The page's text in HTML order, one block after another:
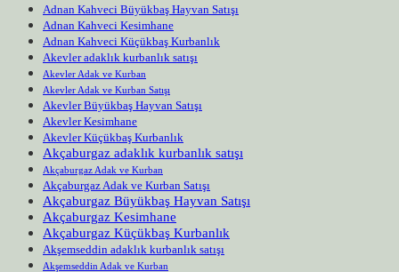
Adnan Kahveci Büyükbaş Hayvan Satışı
Adnan Kahveci Kesimhane
Adnan Kahveci Küçükbaş Kurbanlık
Akevler adaklık kurbanlık satışı
Akevler Adak ve Kurban
Akevler Adak ve Kurban Satışı
Akevler Büyükbaş Hayvan Satışı
Akevler Kesimhane
Akevler Küçükbaş Kurbanlık
Akçaburgaz adaklık kurbanlık satışı
Akçaburgaz Adak ve Kurban
Akçaburgaz Adak ve Kurban Satışı
Akçaburgaz Büyükbaş Hayvan Satışı
Akçaburgaz Kesimhane
Akçaburgaz Küçükbaş Kurbanlık
Akşemseddin adaklık kurbanlık satışı
Akşemseddin Adak ve Kurban